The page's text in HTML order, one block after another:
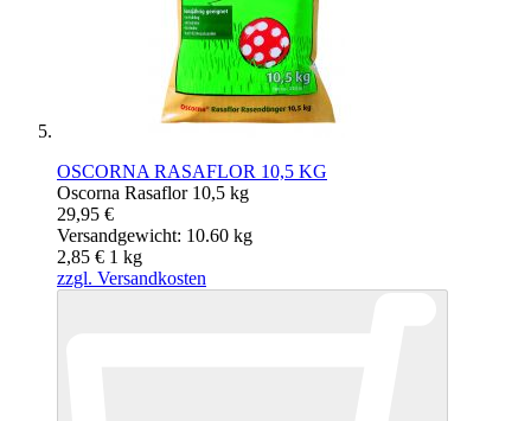
OSCORNA RASAFLOR 10,5 KG
Oscorna Rasaflor 10,5 kg
29,95 €
Versandgewicht: 10.60 kg
2,85 € 1 kg
zzgl. Versandkosten